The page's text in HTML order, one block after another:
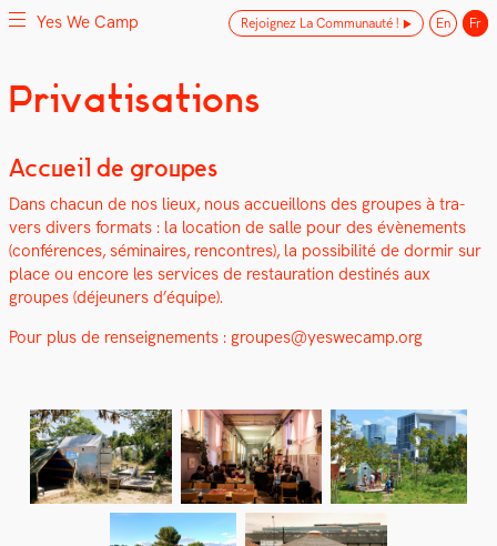
Skip
toYes We Camp
Utilisation inventive des espaces disponibles
Privatisations
Accueil de groupes
Dans cha­cun de nos lieux, nous accueil­lons des groupes à tra­
vers divers for­mats : la loca­tion de salle pour des évène­ments
(con­férences, sémi­naires, ren­con­tres), la pos­si­bil­ité de dormir sur
place ou encore les ser­vices de restau­ra­tion des­tinés aux
groupes (déje­uners d’équipe).
Pour plus de ren­seigne­ments : groupes@yeswecamp.org
Yes We Camp Rejoignez La Communauté ! En Fr